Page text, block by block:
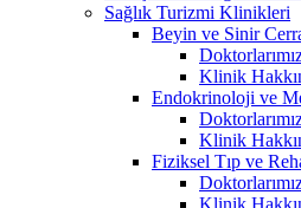
Sağlık Turizmi Klinikleri
Beyin ve Sinir
Klinik
Endokrinoloji ve
Klinik
Fiziksel Tıp ve
Klinik